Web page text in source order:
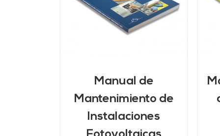
Manual de
Mantenimiento de
Instalaciones
DETALLES